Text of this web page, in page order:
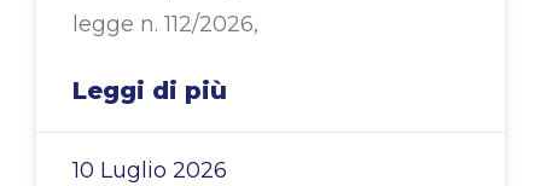
legge n. 112/2026,
Leggi di più
10 Luglio 2026